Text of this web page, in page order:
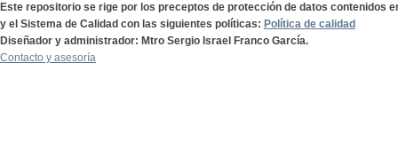
Este repositorio se rige por los preceptos de protección de datos contenidos
y el Sistema de Calidad con las siguientes políticas: Política de calidad
Diseñador y administrador: Mtro Sergio Israel Franco García.
Contacto y asesoría